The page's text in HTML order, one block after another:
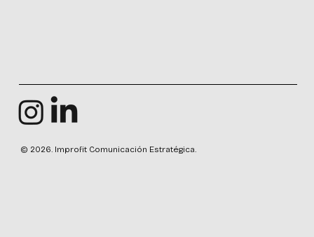
© 2026. Improfit Comunicación Estratégica.